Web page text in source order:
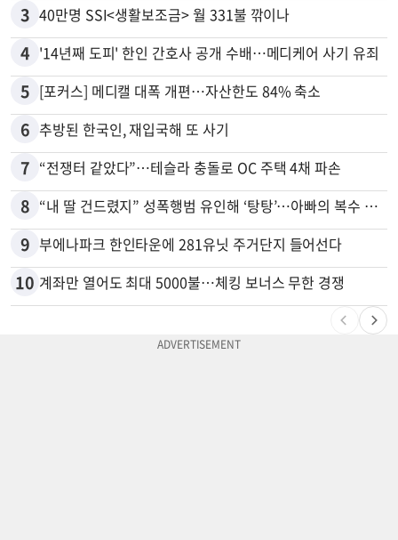
3 40만명 SSI<생활보조금> 월 331불 깎이나
4 '14년째 도피' 한인 간호사 공개 수배…메디케어 사기 유죄
5 [포커스] 메디캘 대폭 개편…자산한도 84% 축소
6 추방된 한국인, 재입국해 또 사기
7 “전쟁터 같았다”…테슬라 충돌로 OC 주택 4채 파손
8 “내 딸 건드렸지” 성폭행범 유인해 ‘탕탕’…아빠의 복수 결말
9 부에나파크 한인타운에 281유닛 주거단지 들어선다
10 계좌만 열어도 최대 5000불…체킹 보너스 무한 경쟁